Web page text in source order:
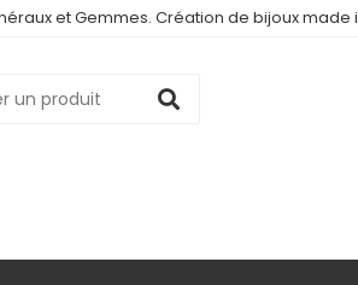
et Gemmes. Création de bijoux